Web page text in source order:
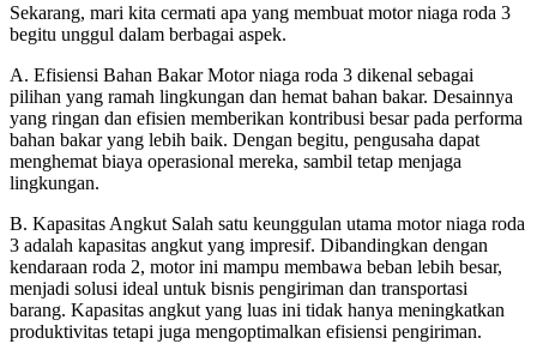
Sekarang, mari kita cermati apa yang membuat motor niaga roda 3
begitu unggul dalam berbagai aspek.
A. Efisiensi Bahan Bakar Motor niaga roda 3 dikenal sebagai
pilihan yang ramah lingkungan dan hemat bahan bakar. Desainnya
yang ringan dan efisien memberikan kontribusi besar pada performa
bahan bakar yang lebih baik. Dengan begitu, pengusaha dapat
menghemat biaya operasional mereka, sambil tetap menjaga
lingkungan.
B. Kapasitas Angkut Salah satu keunggulan utama motor niaga roda
3 adalah kapasitas angkut yang impresif. Dibandingkan dengan
kendaraan roda 2, motor ini mampu membawa beban lebih besar,
menjadi solusi ideal untuk bisnis pengiriman dan transportasi
barang. Kapasitas angkut yang luas ini tidak hanya meningkatkan
produktivitas tetapi juga mengoptimalkan efisiensi pengiriman.